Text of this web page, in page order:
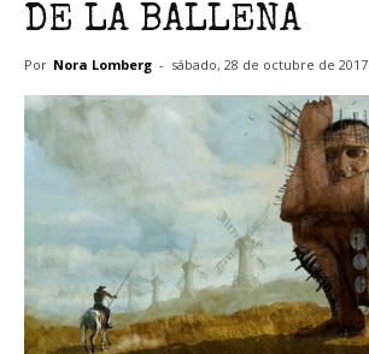
DE LA BALLENA
Por Nora Lomberg - sábado, 28 de octubre de 2017